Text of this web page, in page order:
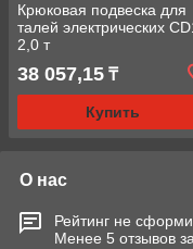
Крюковая подвеска для
талей электрических
2,0 т
38 057,15 ₸
Купить
О нас
Рейтинг не
Менее 5 отзывов